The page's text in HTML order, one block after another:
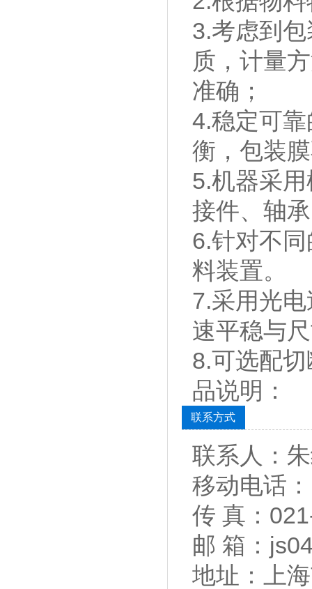
3.考虑到
质，计量
准确；
4.稳定可
衡，包装
5.机器采
接件、轴
6.针对不
料装置。
7.采用光
速平稳与
8.可选配
品说明：
联系方式
联系人：
移动电话
传 真：
邮 箱：
地址：上